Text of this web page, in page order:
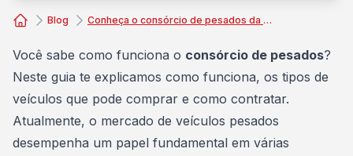
Blog Conheça o consórcio de pesados da Embracon
Você sabe como funciona o consórcio de pesados?
Neste guia te explicamos como funciona, os tipos de
veículos que pode comprar e como contratar.
Atualmente, o mercado de veículos pesados
desempenha um papel fundamental em várias